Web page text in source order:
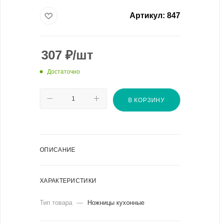
Артикул: 847
307 ₽/шт
Достаточно
В КОРЗИНУ
ОПИСАНИЕ
ХАРАКТЕРИСТИКИ
Тип товара — Ножницы кухонные